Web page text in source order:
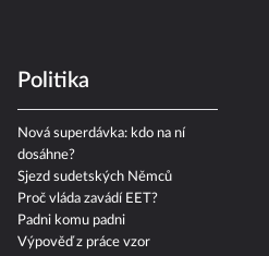
Politika
Nová superdávka: kdo na ní
dosáhne?
Sjezd sudetských Němců
Proč vláda zavádí EET?
Padni komu padni
Výpověď z práce vzor